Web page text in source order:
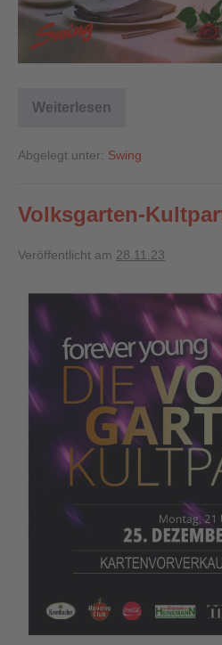
Weiterlesen
Abgelegt unter: Swing
Volksgarten-
Veröffentlicht am 28.11.23